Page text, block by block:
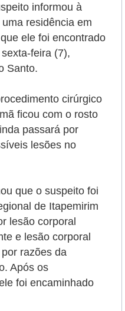
informou à
residência em
ele foi encontrado
feira (7),
Santo.
cirúrgico
ficou com o rosto
passará por
lesões no
que o suspeito foi
de Itapemirim
lesão corporal
e lesão corporal
razões da
Após os
foi encaminhado